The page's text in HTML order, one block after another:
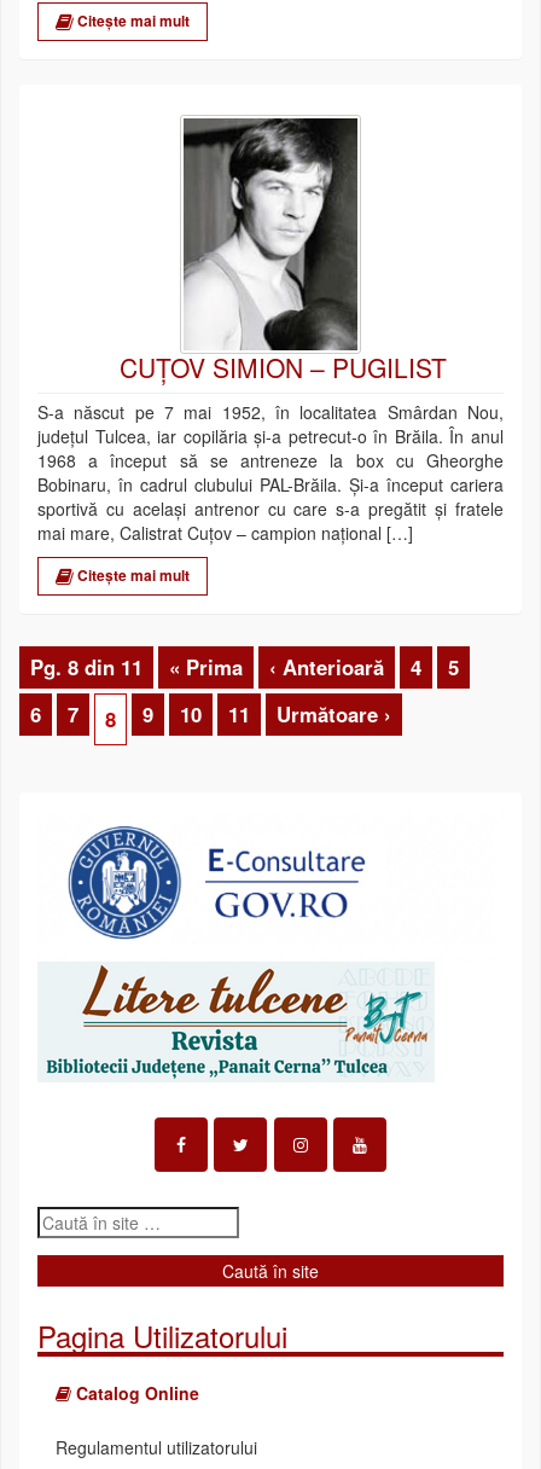
Citește mai mult
CUŢOV SIMION – PUGILIST
S-a născut pe 7 mai 1952, în localitatea Smârdan Nou,
judeţul Tulcea, iar copilăria şi-a petrecut-o în Brăila. În anul
1968 a început să se antreneze la box cu Gheorghe
Bobinaru, în cadrul clubului PAL-Brăila. Şi-a început cariera
sportivă cu acelaşi antrenor cu care s-a pregătit şi fratele
mai mare, Calistrat Cuţov – campion naţional […]
Citește mai mult
Pg. 8 din 11 « Prima ‹ Anterioară 4
5
6
7 8 9 10 11 Următoare ›
Pagina Utilizatorului
Catalog Online
Regulamentul utilizatorului